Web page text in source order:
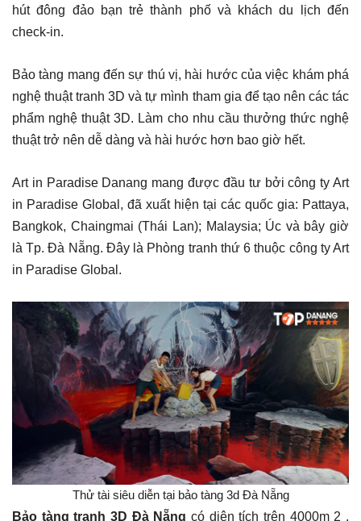
hút đông đảo bạn trẻ thành phố và khách du lịch đến
check-in.
Bảo tàng mang đến sự thú vị, hài hước của việc khám phá
nghệ thuật tranh 3D và tự mình tham gia để tạo nên các tác
phẩm nghệ thuật 3D. Làm cho nhu cầu thưởng thức nghệ
thuật trở nên dễ dàng và hài hước hơn bao giờ hết.
Art in Paradise Danang mang được đầu tư bởi công ty Art
in Paradise Global, đã xuất hiện tại các quốc gia: Pattaya,
Bangkok, Chaingmai (Thái Lan); Malaysia; Úc và bây giờ
là Tp. Đà Nẵng. Đây là Phòng tranh thứ 6 thuộc công ty Art
in Paradise Global.
Thử tài siêu diễn tại bảo tàng 3d Đà Nẵng
Bảo tàng tranh 3D Đà Nẵng có diện tích trên 4000m 2 ,